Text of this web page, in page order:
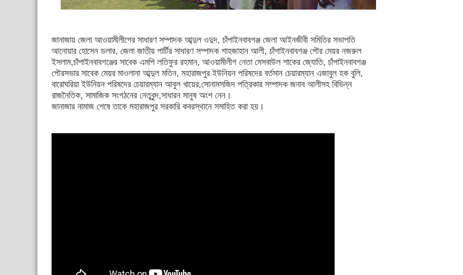
জানাজায় জেলা আওয়ামীলীগের সাধারণ সম্পাদক আব্দুল ওদুদ, চাঁপাইনবাবগঞ্জ জেলা আইনজীবী সমিতির সভাপতি
আনোয়ার হোসেন ডলার, জেলা জাতীয় পার্টির সাধারণ সম্পাদক শাহজাহান আলী, চাঁপাইনবাবগঞ্জ পৌর মেয়র নজরুল
ইসলাম,চাঁপাইনবাবগঞ্জের সাবেক এমপি লতিফুর রহমান, আওয়ামীলীগ নেতা মেসবাউল শাকের জ্যোতি, চাঁপাইনবাবগঞ্জ
পৌরসভার সাবেক মেয়র মাওলানা আব্দুল মতিন, মহারাজপুর ইউনিয়ন পরিষদের বর্তমান চেয়ারম্যান এজাবুল হক বুলি,
বারোঘরিয়া ইউনিয়ন পরিষদের চেয়ারম্যান আবুল খায়ের,সোনামসজিদ পত্রিকার সম্পাদক জনাব আলীসহ বিভিন্ন
রাজনৈতিক, সামাজিক সংগঠনের নেতৃবৃন্দ,সাধারন মানুষ অংশ নেন।
জানাজার নামাজ শেষে তাকে মহারাজপুর সরকারি কবরস্থানে সমাহিত করা হয়।